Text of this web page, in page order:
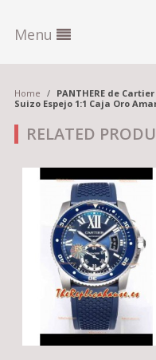
Menu
Home /
PANTHERE de
Suizo Espejo 1:1 Caja Oro
RELATED